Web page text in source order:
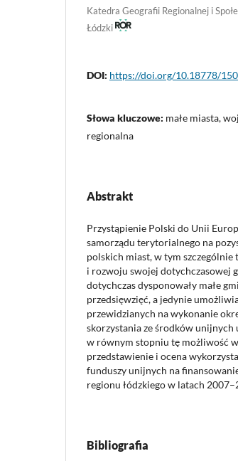
Katedra Geografii Regionalnej i
Łódzki
DOI: https://doi.org/10.18778/
Słowa kluczowe: małe miasta,
regionalna
Abstrakt
Przystąpienie Polski do Unii
samorządu terytorialnego na
polskich miast, w tym szczególnie
i rozwoju swojej dotychczasowej
dotychczas dysponowały małe
przedsięwzięć, a jedynie
przewidzianych na wykonanie
skorzystania ze środków unijnych
w równym stopniu tę możliwość
przedstawienie i ocena
funduszy unijnych na
regionu łódzkiego w latach
Bibliografia